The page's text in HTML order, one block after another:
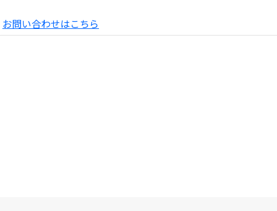
お問い合わせはこちら